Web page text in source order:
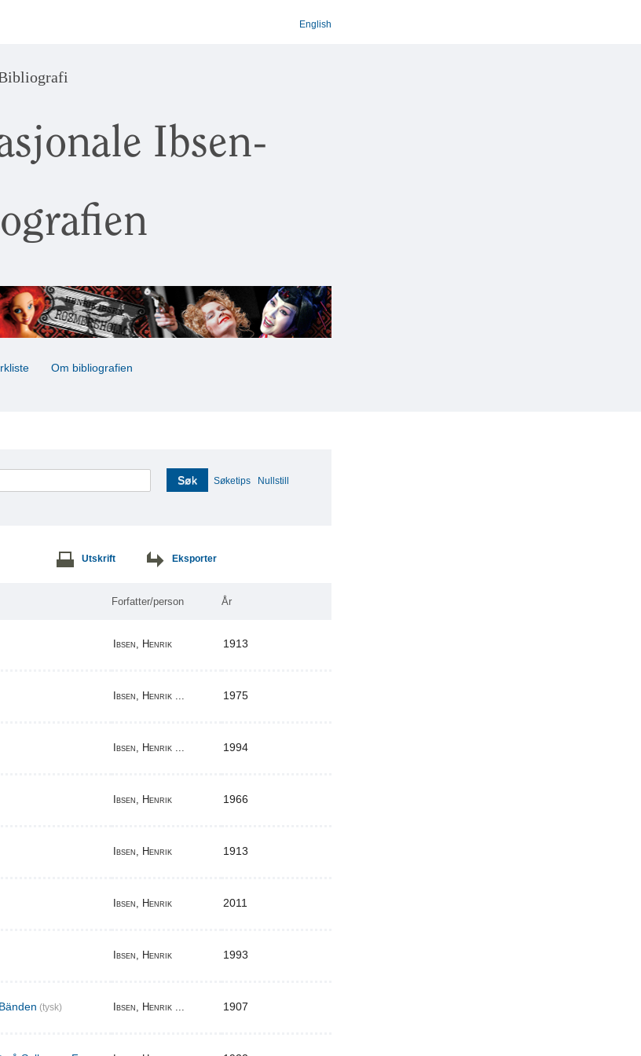
English
Ibsen-
Om bibliografien
Søk Søketips Nullstill
Utskrift Eksporter
Forfatter/person År
Ibsen, Henrik 1913
Ibsen, Henrik ... 1975
Ibsen, Henrik ... 1994
Ibsen, Henrik 1966
Ibsen, Henrik 1913
Ibsen, Henrik 2011
Ibsen, Henrik 1993
(tysk) Ibsen, Henrik ... 1907